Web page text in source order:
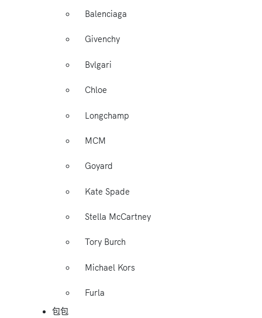
Balenciaga
Givenchy
Bvlgari
Chloe
Longchamp
MCM
Goyard
Kate Spade
Stella McCartney
Tory Burch
Michael Kors
Furla
包包